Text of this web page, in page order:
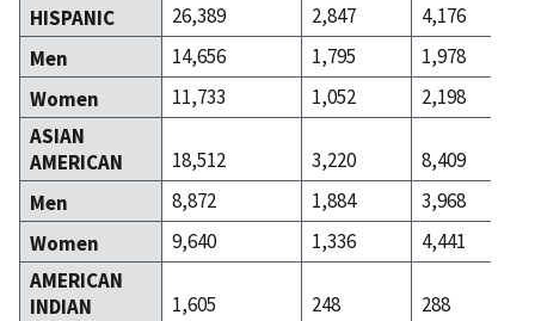
HISPANIC
26,389 2,847
4,176
Men
14,656 1,795
1,978
Women
11,733 1,052
2,198
ASIAN
AMERICAN
18,512 3,220
8,409
Men
8,872 1,884
3,968
Women
9,640 1,336
4,441
AMERICAN
INDIAN
1,605 248
288